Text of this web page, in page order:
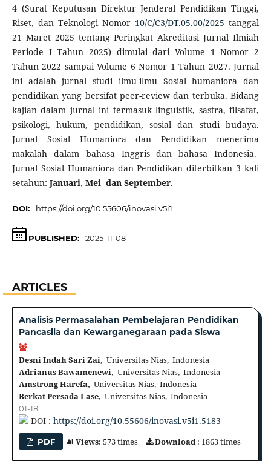
4 (Surat Keputusan Direktur Jenderal Pendidikan Tinggi,
Riset, dan Teknologi Nomor 10/C/C3/DT.05.00/2025 tanggal
21 Maret 2025 tentang Peringkat Akreditasi Jurnal Ilmiah
Periode I Tahun 2025) dimulai dari Volume 1 Nomor 2
Tahun 2022 sampai Volume 6 Nomor 1 Tahun 2027. Jurnal
ini adalah jurnal studi ilmu-ilmu Sosial humaniora dan
pendidikan yang bersifat peer-review dan terbuka. Bidang
kajian dalam jurnal ini termasuk linguistik, sastra, filsafat,
psikologi, hukum, pendidikan, sosial dan studi budaya.
Jurnal Sosial Humaniora dan Pendidikan menerima
makalah dalam bahasa Inggris dan bahasa Indonesia.
Jurnal Sosial Humaniora dan Pendidikan diterbitkan 3 kali
setahun: Januari, Mei dan September.
DOI: https://doi.org/10.55606/inovasi.v5i1
PUBLISHED: 2025-11-08
ARTICLES
Analisis Permasalahan Pembelajaran Pendidikan
Pancasila dan Kewarganegaraan pada Siswa
Desni Indah Sari Zai, Universitas Nias, Indonesia
Adrianus Bawamenewi, Universitas Nias, Indonesia
Amstrong Harefa, Universitas Nias, Indonesia
Berkat Persada Lase, Universitas Nias, Indonesia
01-18
DOI : https://doi.org/10.55606/inovasi.v5i1.5183
PDF Views: 573 times | Download: 1863 times